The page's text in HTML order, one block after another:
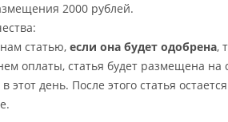
2000 рублей.
статью, если она будет одобрена,
оплаты, статья будет размещена на
этот день. После этого статья